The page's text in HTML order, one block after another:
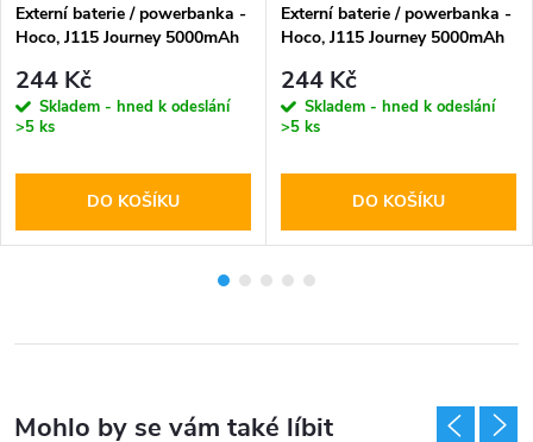
Externí baterie / powerbanka -
Hoco, J115 Journey 5000mAh
244 Kč
Skladem - hned k odeslání
>5 ks
DO KOŠÍKU
Externí baterie / powerbanka -
Hoco, J115 Journey 5000mAh
244 Kč
Skladem - hned k odeslání
>5 ks
DO KOŠÍKU